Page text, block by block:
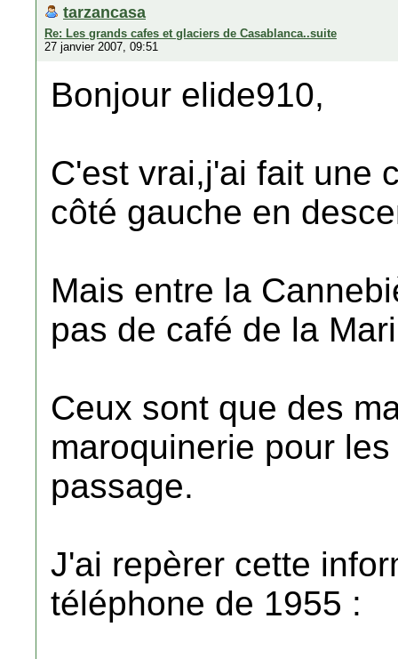
tarzancasa
Re: Les grands cafes et glaciers de Casablanca..suite
27 janvier 2007, 09:51
Bonjour elide910,
C'est vrai,j'ai fait une
côté gauche en
Mais entre la
pas de café de la
Ceux sont que des
maroquinerie pour
passage.
J'ai repèrer cette
téléphone de 1955 :